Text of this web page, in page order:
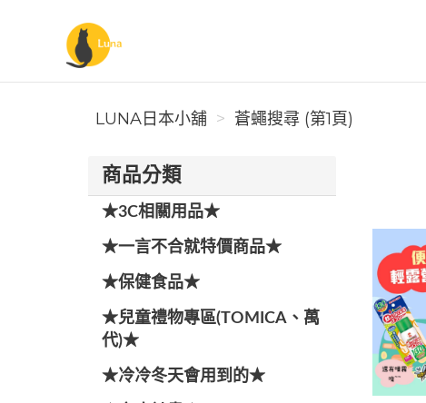
Luna日本小舖
LUNA日本小舖 蒼蠅搜尋 (第1頁)
商品分類
★3C相關用品★
★一言不合就特價商品★
★保健食品★
★兒童禮物專區(TOMICA、萬
代)★
★冷冷冬天會用到的★